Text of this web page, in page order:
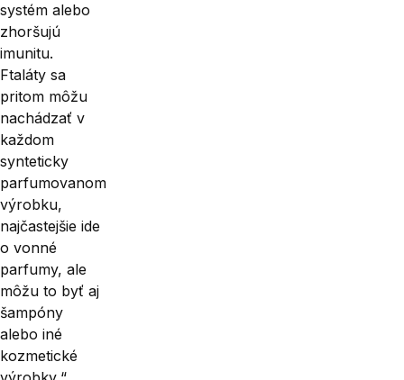
systém alebo
zhoršujú
imunitu.
Ftaláty sa
pritom môžu
nachádzať v
každom
synteticky
parfumovanom
výrobku,
najčastejšie ide
o vonné
parfumy, ale
môžu to byť aj
šampóny
alebo iné
kozmetické